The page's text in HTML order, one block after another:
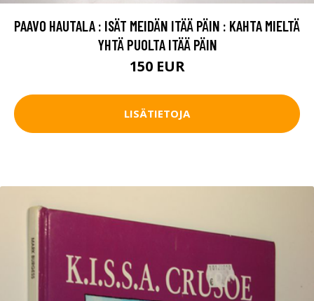
PAAVO HAUTALA : ISÄT MEIDÄN ITÄÄ PÄIN : KAHTA MIELTÄ
YHTÄ PUOLTA ITÄÄ PÄIN
150 EUR
LISÄTIETOJA